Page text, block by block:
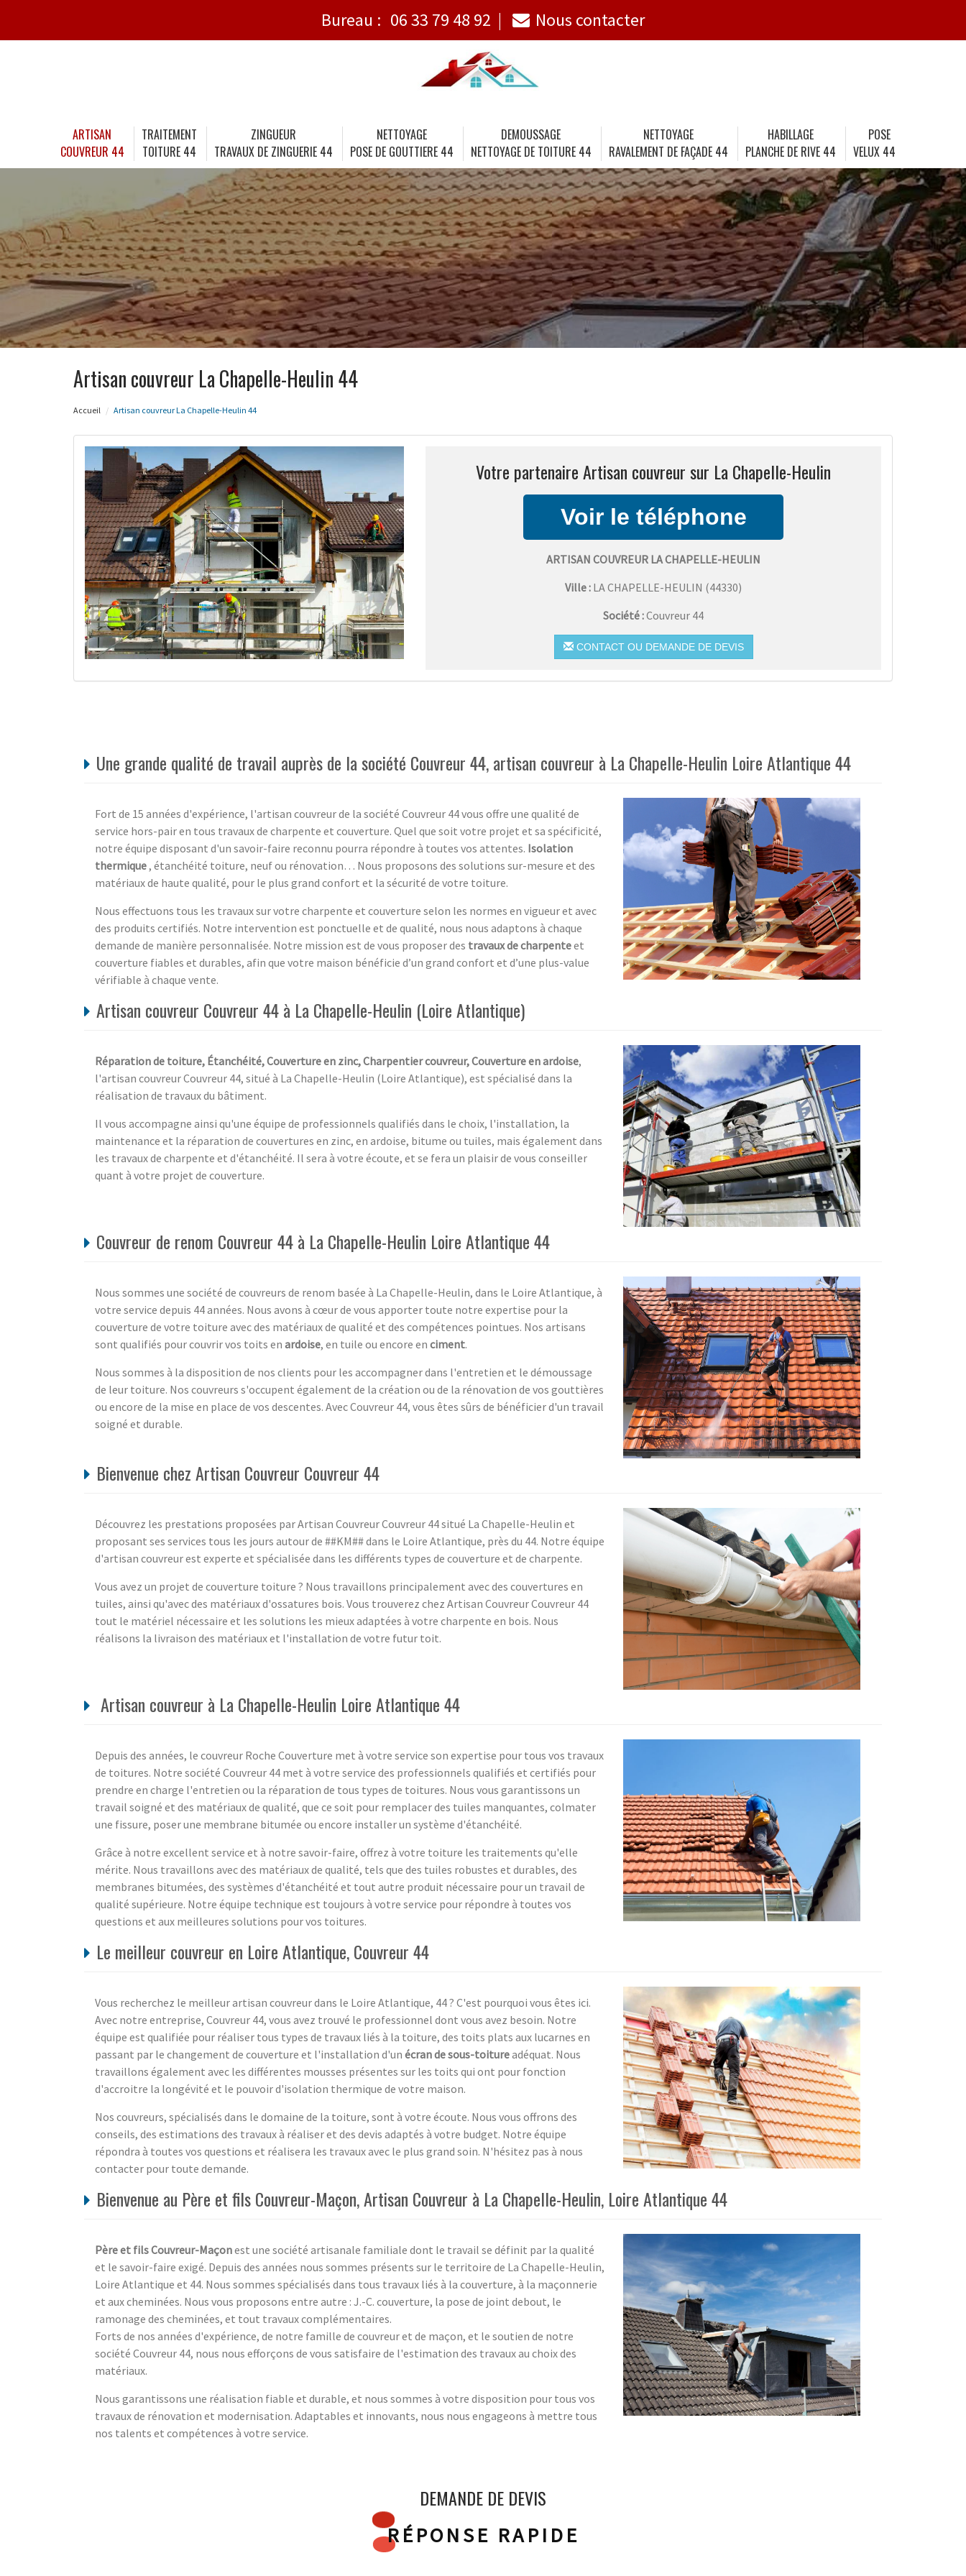
Bureau : 06 33 79 48 92 Nous contacter
ARTISAN
COUVREUR 44
TRAITEMENT
TOITURE 44
ZINGUEUR
TRAVAUX DE ZINGUERIE 44
NETTOYAGE
POSE DE GOUTTIERE 44
DEMOUSSAGE
NETTOYAGE DE TOITURE 44
NETTOYAGE
RAVALEMENT DE FAÇADE 44
HABILLAGE
PLANCHE DE RIVE 44
POSE
VELUX 44
Artisan couvreur La Chapelle-Heulin 44
Accueil Artisan couvreur La Chapelle-Heulin 44
Votre partenaire Artisan couvreur sur La Chapelle-Heulin
ARTISAN COUVREUR LA CHAPELLE-HEULIN
Ville : LA CHAPELLE-HEULIN (44330)
Société :Couvreur 44
CONTACT OU DEMANDE DE DEVIS
Une grande qualité de travail auprès de la société Couvreur 44, artisan couvreur à La Chapelle-Heulin Loire Atlantique 44
Fort de 15 années d'expérience, l'artisan couvreur de la société Couvreur 44 vous offre une qualité de
service hors-pair en tous travaux de charpente et couverture. Quel que soit votre projet et sa spécificité,
notre équipe disposant d'un savoir-faire reconnu pourra répondre à toutes vos attentes. Isolation
thermique , étanchéité toiture, neuf ou rénovation… Nous proposons des solutions sur-mesure et des
matériaux de haute qualité, pour le plus grand confort et la sécurité de votre toiture.
Nous effectuons tous les travaux sur votre charpente et couverture selon les normes en vigueur et avec
des produits certifiés. Notre intervention est ponctuelle et de qualité, nous nous adaptons à chaque
demande de manière personnalisée. Notre mission est de vous proposer des travaux de charpenteet
couverture fiables et durables, afin que votre maison bénéficie d’un grand confort et d’une plus-value
vérifiable à chaque vente.
Artisan couvreur Couvreur 44 à La Chapelle-Heulin (Loire Atlantique)
Réparation de toiture, Étanchéité, Couverture en zinc, Charpentier couvreur, Couverture en ardoise,
l'artisan couvreur Couvreur 44, situé à La Chapelle-Heulin (Loire Atlantique), est spécialisé dans la
réalisation de travaux du bâtiment.
Il vous accompagne ainsi qu'une équipe de professionnels qualifiés dans le choix, l'installation, la
maintenance et la réparation de couvertures en zinc, en ardoise, bitume ou tuiles, mais également dans
les travaux de charpente et d'étanchéité. Il sera à votre écoute, et se fera un plaisir de vous conseiller
quant à votre projet de couverture.
Couvreur de renom Couvreur 44 à La Chapelle-Heulin Loire Atlantique 44
Nous sommes une société de couvreurs de renom basée à La Chapelle-Heulin, dans le Loire Atlantique, à
votre service depuis 44 années. Nous avons à cœur de vous apporter toute notre expertise pour la
couverture de votre toiture avec des matériaux de qualité et des compétences pointues. Nos artisans
sont qualifiés pour couvrir vos toits en ardoise, en tuile ou encore en ciment.
Nous sommes à la disposition de nos clients pour les accompagner dans l'entretien et le démoussage
de leur toiture. Nos couvreurs s'occupent également de la création ou de la rénovation de vos gouttières
ou encore de la mise en place de vos descentes. Avec Couvreur 44, vous êtes sûrs de bénéficier d'un travail
soigné et durable.
Bienvenue chez Artisan Couvreur Couvreur 44
Découvrez les prestations proposées par Artisan Couvreur Couvreur 44 situé La Chapelle-Heulin et
proposant ses services tous les jours autour de ##KM## dans le Loire Atlantique, près du 44. Notre équipe
d'artisan couvreur est experte et spécialisée dans les différents types de couverture et de charpente.
Vous avez un projet de couverture toiture ? Nous travaillons principalement avec des couvertures en
tuiles, ainsi qu'avec des matériaux d'ossatures bois. Vous trouverez chez Artisan Couvreur Couvreur 44
tout le matériel nécessaire et les solutions les mieux adaptées à votre charpente en bois. Nous
réalisons la livraison des matériaux et l'installation de votre futur toit.
Artisan couvreur à La Chapelle-Heulin Loire Atlantique 44
Depuis des années, le couvreur Roche Couverture met à votre service son expertise pour tous vos travaux
de toitures. Notre société Couvreur 44 met à votre service des professionnels qualifiés et certifiés pour
prendre en charge l'entretien ou la réparation de tous types de toitures. Nous vous garantissons un
travail soigné et des matériaux de qualité, que ce soit pour remplacer des tuiles manquantes, colmater
une fissure, poser une membrane bitumée ou encore installer un système d'étanchéité.
Grâce à notre excellent service et à notre savoir-faire, offrez à votre toiture les traitements qu'elle
mérite. Nous travaillons avec des matériaux de qualité, tels que des tuiles robustes et durables, des
membranes bitumées, des systèmes d'étanchéité et tout autre produit nécessaire pour un travail de
qualité supérieure. Notre équipe technique est toujours à votre service pour répondre à toutes vos
questions et aux meilleures solutions pour vos toitures.
Le meilleur couvreur en Loire Atlantique, Couvreur 44
Vous recherchez le meilleur artisan couvreur dans le Loire Atlantique, 44 ? C'est pourquoi vous êtes ici.
Avec notre entreprise, Couvreur 44, vous avez trouvé le professionnel dont vous avez besoin. Notre
équipe est qualifiée pour réaliser tous types de travaux liés à la toiture, des toits plats aux lucarnes en
passant par le changement de couverture et l'installation d'un écran de sous-toitureadéquat. Nous
travaillons également avec les différentes mousses présentes sur les toits qui ont pour fonction
d'accroitre la longévité et le pouvoir d'isolation thermique de votre maison.
Nos couvreurs, spécialisés dans le domaine de la toiture, sont à votre écoute. Nous vous offrons des
conseils, des estimations des travaux à réaliser et des devis adaptés à votre budget. Notre équipe
répondra à toutes vos questions et réalisera les travaux avec le plus grand soin. N'hésitez pas à nous
contacter pour toute demande.
Bienvenue au Père et fils Couvreur-Maçon, Artisan Couvreur à La Chapelle-Heulin, Loire Atlantique 44
Père et fils Couvreur-Maçonest une société artisanale familiale dont le travail se définit par la qualité
et le savoir-faire exigé. Depuis des années nous sommes présents sur le territoire de La Chapelle-Heulin,
Loire Atlantique et 44. Nous sommes spécialisés dans tous travaux liés à la couverture, à la maçonnerie
et aux cheminées. Nous vous proposons entre autre : J.-C. couverture, la pose de joint debout, le
ramonage des cheminées, et tout travaux complémentaires.
Forts de nos années d'expérience, de notre famille de couvreur et de maçon, et le soutien de notre
société Couvreur 44, nous nous efforçons de vous satisfaire de l'estimation des travaux au choix des
matériaux.
Nous garantissons une réalisation fiable et durable, et nous sommes à votre disposition pour tous vos
travaux de rénovation et modernisation. Adaptables et innovants, nous nous engageons à mettre tous
nos talents et compétences à votre service.
DEMANDE DE DEVIS
RÉPONSE RAPIDE